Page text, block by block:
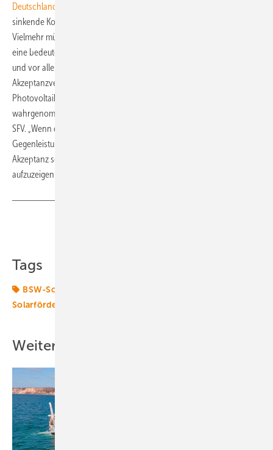
Deutschland
sinkende Kosten für jeden einzelnen Stromkunden hergestellt wird.
Vielmehr müsse man verstärkt kommunizieren, dass die Photovoltaik
eine bedeutende Rolle bei der Energieerzeugung allgemein spielt –
und vor allem bei bezahlbaren Preise in der Zukunft. „Ein
Akzeptanzverlust ist nur dann zu befürchten, wenn der Zubau der
Photovoltaik als energiewirtschaftlich unbedeutende Maßnahme
wahrgenommen würde“, heißt es in einer aktuellen Stellungnahme des
SFV. „Wenn die Stromkunden nicht erkennen, dass ihnen dafür eine
Gegenleistung geboten wird. Deswegen ist es aus Gründen der
Akzeptanz sehr wichtig, die Fortschritte beim Ausbau der Photovoltaik
aufzuzeigen.“ (Sven Ullrich)
Tags
BSW-Solar
Solarförderung
Weitere Inhalte